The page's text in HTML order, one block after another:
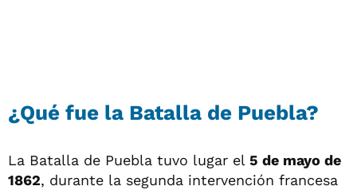
¿Qué fue la Batalla de Puebla?
La Batalla de Puebla tuvo lugar el 5 de mayo de
1862, durante la segunda intervención francesa